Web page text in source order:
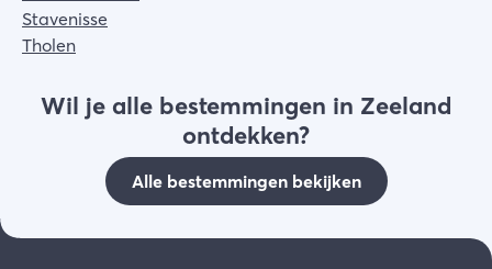
Stavenisse
Tholen
Wil je alle bestemmingen in Zeeland
ontdekken?
Alle bestemmingen bekijken